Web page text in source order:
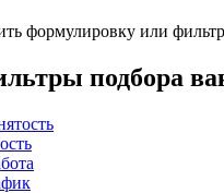
формулировку или
подбора